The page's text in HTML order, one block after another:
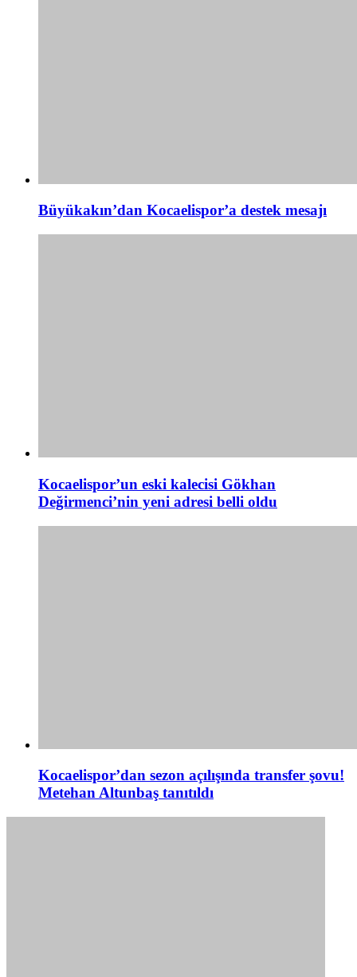
Büyükakın’dan Kocaelispor’a destek mesajı
Kocaelispor’un eski kalecisi Gökhan
Değirmenci’nin yeni adresi belli oldu
Kocaelispor’dan sezon açılışında transfer şovu!
Metehan Altunbaş tanıtıldı